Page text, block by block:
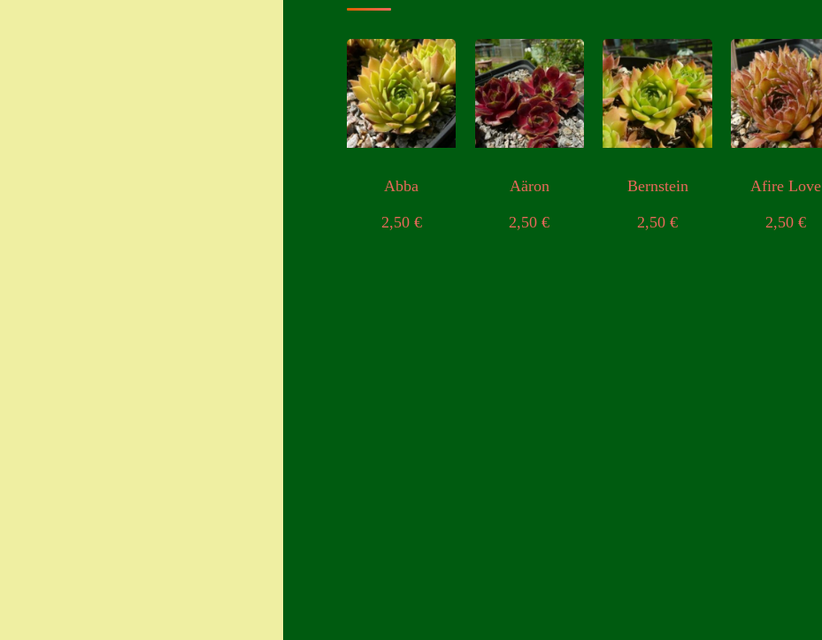
Abba
2,50 €
Aäron
2,50€
Bernstein
2,50€
Afire Love
2,50 €